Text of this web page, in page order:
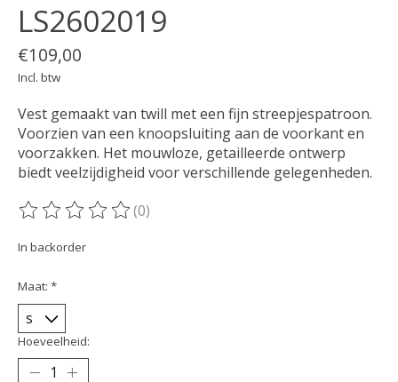
LS2602019
€109,00
Incl. btw
Vest gemaakt van twill met een fijn streepjespatroon.
Voorzien van een knoopsluiting aan de voorkant en
voorzakken. Het mouwloze, getailleerde ontwerp
biedt veelzijdigheid voor verschillende gelegenheden.
De beoordeling van dit product is
(0)
In backorder
Maat: *
Hoeveelheid: